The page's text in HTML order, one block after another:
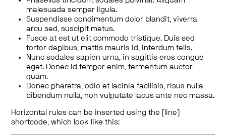
malesuada semper ligula.
Suspendisse condimentum dolor blandit, viverra
arcu sed, suscipit metus.
Fusce at est ut elit commodo tristique. Duis sed
tortor dapibus, mattis mauris id, interdum felis.
Nunc sodales sapien urna, in sagittis eros congue
eget. Donec id tempor enim, fermentum auctor
quam.
Donec pharetra, odio et lacinia facilisis, risus nulla
bibendum nulla, non vulputate lacus ante nec massa.
Horizontal rules can be inserted using the [line]
shortcode, which look like this: